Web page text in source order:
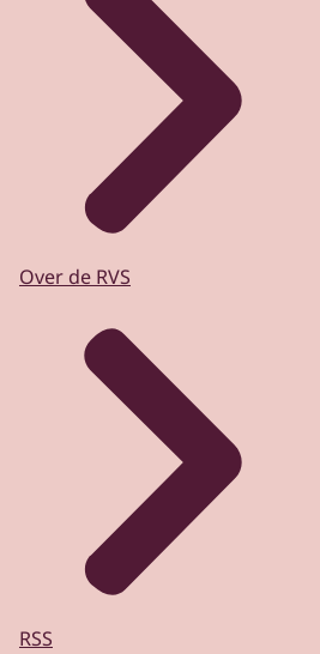
Over de RVS
RSS